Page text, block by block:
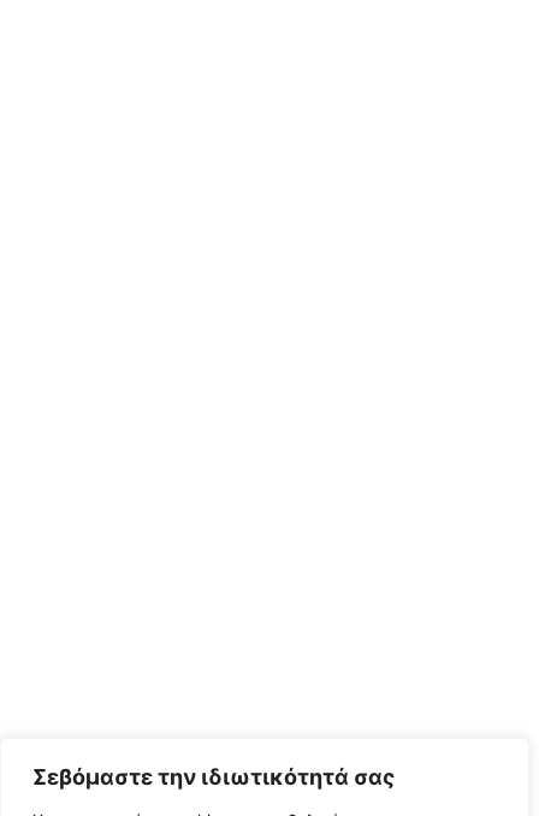
Σεβόμαστε την ιδιωτικότητά σας